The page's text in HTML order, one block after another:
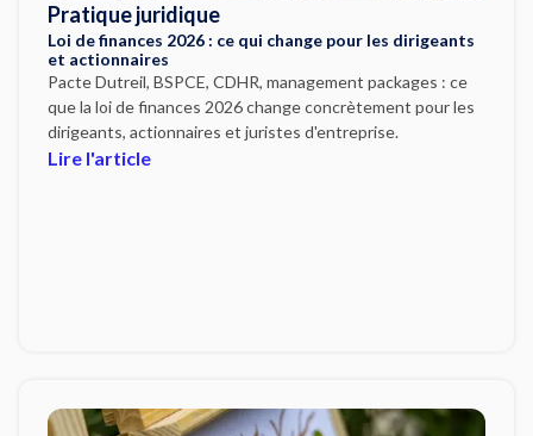
Pratique juridique
Loi de finances 2026 : ce qui change pour les dirigeants
et actionnaires
Pacte Dutreil, BSPCE, CDHR, management packages : ce
que la loi de finances 2026 change concrètement pour les
dirigeants, actionnaires et juristes d'entreprise.
Lire l'article